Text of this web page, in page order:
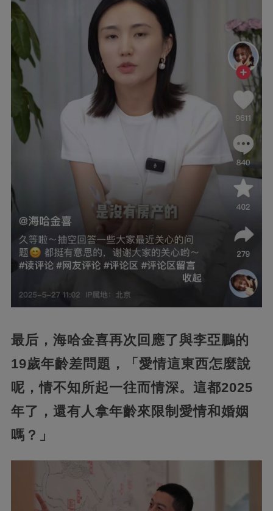
最后，海哈金喜再次回應了與李亞鵬的
19歲年齡差問題，「愛情這東西怎麼說
呢，情不知所起一往而情深。這都2025
年了，還有人拿年齡來限制愛情和婚姻
嗎？」